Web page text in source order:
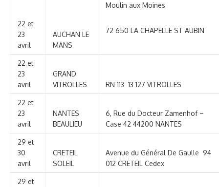
22 et
23
avril
AUCHAN LE
MANS
Moulin aux Moines
72 650 LA CHAPELLE ST AUBIN
22 et
23
avril
GRAND
VITROLLES
RN 113 13 127 VITROLLES
22 et
23
avril
NANTES
BEAULIEU
6, Rue du Docteur Zamenhof –
Case 42 44200 NANTES
29 et
30
avril
CRETEIL
SOLEIL
Avenue du Général De Gaulle 94
012 CRETEIL Cedex
29 et